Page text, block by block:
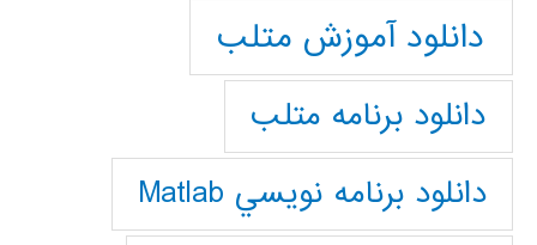
دانلود آموزش متلب
دانلود برنامه متلب
دانلود برنامه نويسي Matlab